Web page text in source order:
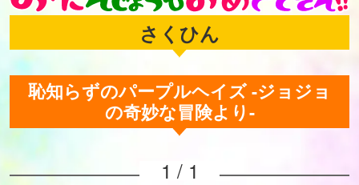
さくひん
恥知らずのパープルヘイズ -ジョジョ
の奇妙な冒険より-
1 / 1